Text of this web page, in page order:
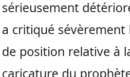
sérieusement
a critiqué sévèrement
de position relative à
caricature du